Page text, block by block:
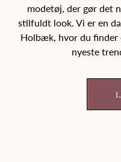
modetøj, der gør det
stilfuldt look. Vi er en
Holbæk, hvor du finder
nyeste